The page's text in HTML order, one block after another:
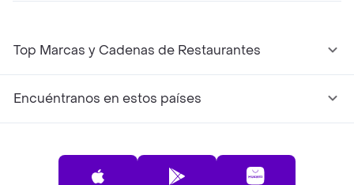
Top Marcas y Cadenas de Restaurantes
Encuéntranos en estos países